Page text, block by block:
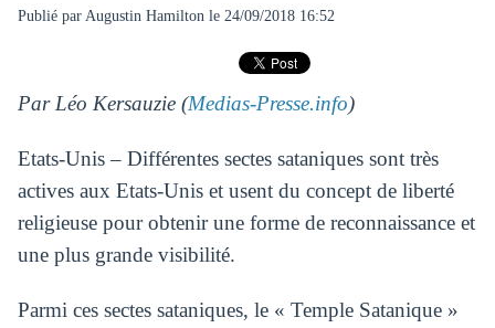
Publié par Augustin Hamilton le 24/09/2018 16:52
Par Léo Kersauzie (Medias-Presse.info)
Etats-Unis – Différentes sectes sataniques sont très
actives aux Etats-Unis et usent du concept de liberté
religieuse pour obtenir une forme de reconnaissance et
une plus grande visibilité.
Parmi ces sectes sataniques, le « Temple Satanique »